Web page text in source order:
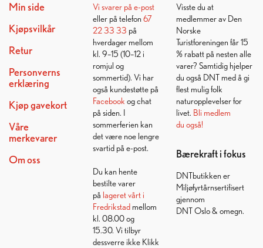
Min side
Kjøpsvilkår
Retur
Personverns
erklæring
Kjøp gavekort
Våre
merkevarer
Om oss
Vi svarer på e-post
eller på telefon 67
22 33 33 på
hverdager mellom
kl. 9–15 (10–12 i
romjul og
sommertid). Vi har
også kundestøtte på
Facebook og chat
på siden. I
sommerferien kan
det være noe lengre
svartid på e-post.
Du kan hente
bestilte varer
på lageret vårt i
Fredrikstadmellom
kl. 08.00 og
15.30. Vi tilbyr
dessverre ikke Klikk
Visste du at
medlemmer av Den
Norske
Turistforeningen får 15
% rabatt på nesten alle
varer? Samtidig hjelper
du også DNT med å gi
flest mulig folk
naturopplevelser for
livet. Bli medlem
du også!
Bærekraft i fokus
DNTbutikken er
Miljøfyrtårnsertifisert
gjennom
DNT Oslo & omegn.